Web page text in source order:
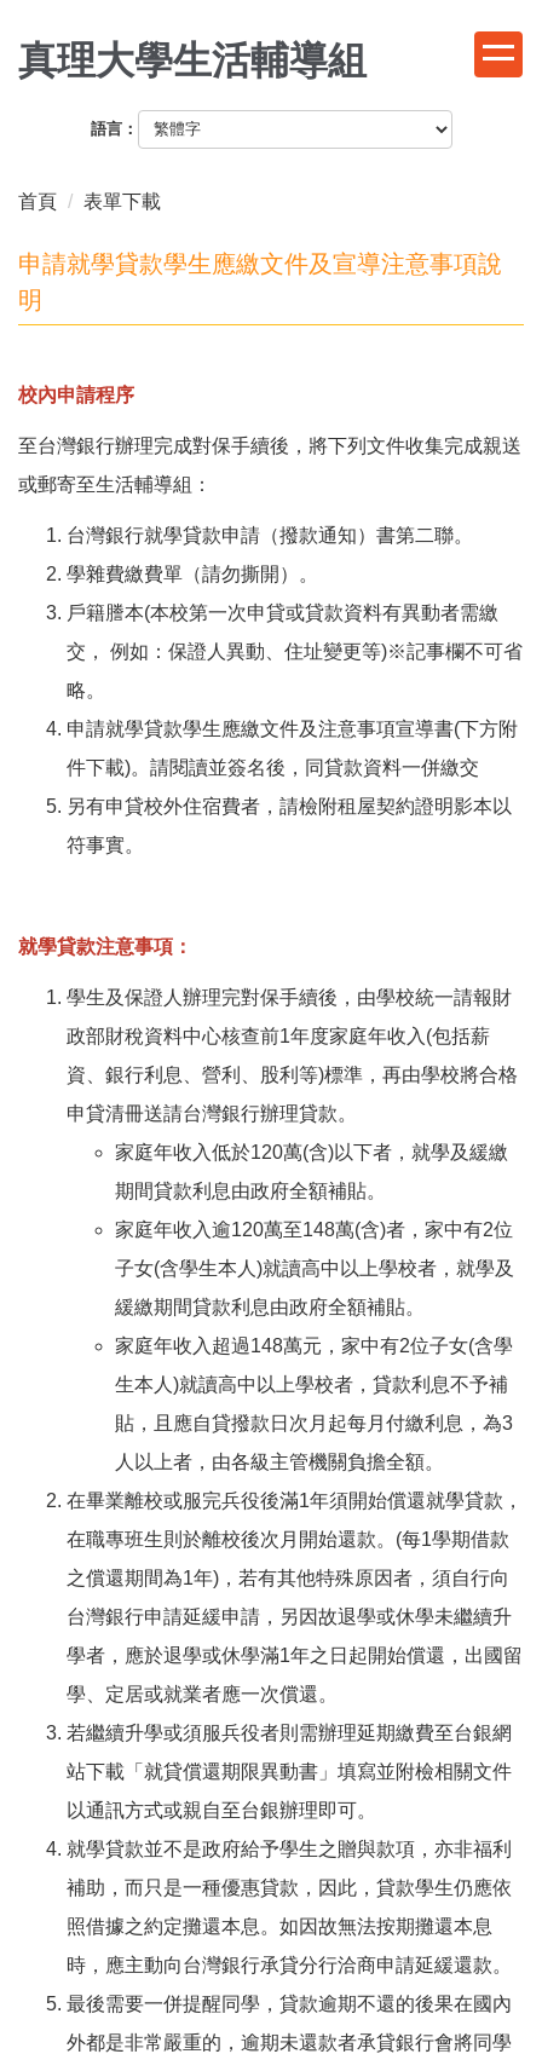
到
主
區
真理大學生活輔導組
語言：
首頁 表單下載
申請就學貸款學生應繳文件及宣導注意事項說
明
校內申請程序
至台灣銀行辦理完成對保手續後，將下列文件收集完成親送
或郵寄至生活輔導組：
台灣銀行就學貸款申請（撥款通知）書第二聯。
學雜費繳費單（請勿撕開）。
戶籍謄本(本校第一次申貸或貸款資料有異動者需繳
交， 例如：保證人異動、住址變更等)※記事欄不可省
略。
申請就學貸款學生應繳文件及注意事項宣導書(下方附
件下載)。請閱讀並簽名後，同貸款資料一併繳交
另有申貸校外住宿費者，請檢附租屋契約證明影本以
符事實。
就學貸款注意事項：
學生及保證人辦理完對保手續後，由學校統一請報財
政部財稅資料中心核查前1年度家庭年收入(包括薪
資、銀行利息、營利、股利等)標準，再由學校將合格
申貸清冊送請台灣銀行辦理貸款。
家庭年收入低於120萬(含)以下者，就學及緩繳
期間貸款利息由政府全額補貼。
家庭年收入逾120萬至148萬(含)者，家中有2位
子女(含學生本人)就讀高中以上學校者，就學及
緩繳期間貸款利息由政府全額補貼。
家庭年收入超過148萬元，家中有2位子女(含學
生本人)就讀高中以上學校者，貸款利息不予補
貼，且應自貸撥款日次月起每月付繳利息，為3
人以上者，由各級主管機關負擔全額。
在畢業離校或服完兵役後滿1年須開始償還就學貸款，
在職專班生則於離校後次月開始還款。(每1學期借款
之償還期間為1年)，若有其他特殊原因者，須自行向
台灣銀行申請延緩申請，另因故退學或休學未繼續升
學者，應於退學或休學滿1年之日起開始償還，出國留
學、定居或就業者應一次償還。
若繼續升學或須服兵役者則需辦理延期繳費至台銀網
站下載「就貸償還期限異動書」填寫並附檢相關文件
以通訊方式或親自至台銀辦理即可。
就學貸款並不是政府給予學生之贈與款項，亦非福利
補助，而只是一種優惠貸款，因此，貸款學生仍應依
照借據之約定攤還本息。如因故無法按期攤還本息
時，應主動向台灣銀行承貸分行洽商申請延緩還款。
最後需要一併提醒同學，貸款逾期不還的後果在國內
外都是非常嚴重的，逾期未還款者承貸銀行會將同學